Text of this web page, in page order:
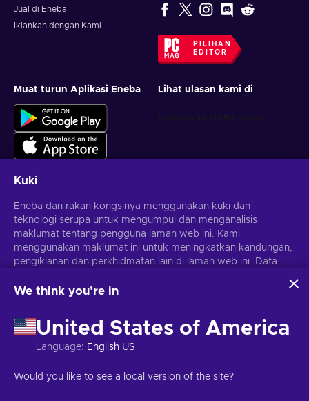
Jual di Eneba
Iklankan dengan Kami
PILIHAN
EDITOR
Muat turun Aplikasi Eneba Lihat ulasan kami di
Dapatkan tawaran permainan yang diperibadikan
Langgan
Anda boleh berhenti melanggan pada bila-bila masa.Lawati notis
Hak Cipta © 2026 Eneba. Hak cipta terpelihara. JSC "Helis Play",
Kuki
Eneba dan rakan kongsinya menggunakan kuki dan
teknologi serupa untuk mengumpul dan menganalisis
maklumat tentang pengguna laman web ini. Kami
menggunakan maklumat ini untuk meningkatkan kandungan,
pengiklanan dan perkhidmatan lain di laman web ini. Data
iklan.
penggunaan teknologi ini oleh Eneba dan rakan kongsinya.
Anda boleh melaraskan persetujuan anda dengan mengklik
'Sesuaikan'.
menggunakan data anda, lihatKeselamatan & Privasi
We think you're in
United States of America
Language: English US
Would you like to see a local version of the site?